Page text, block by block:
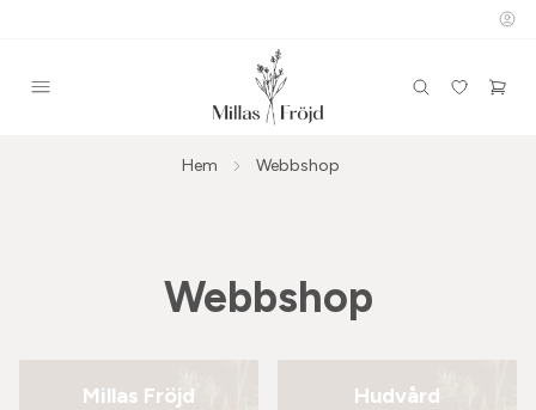
Hem Webbshop
Webbshop
Millas Fröjd Hudvård